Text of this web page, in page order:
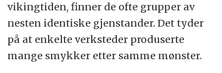
vikingtiden, finner de ofte grupper av
nesten identiske gjenstander. Det tyder
på at enkelte verksteder produserte
mange smykker etter samme mønster.